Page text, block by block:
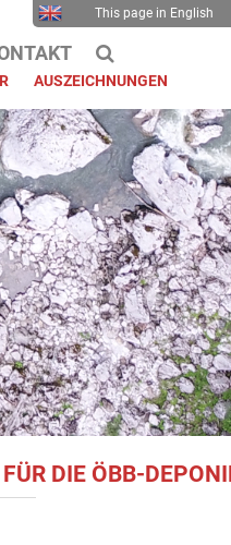
This page in English
AUSZEICHNUNGEN
DIE ÖBB-